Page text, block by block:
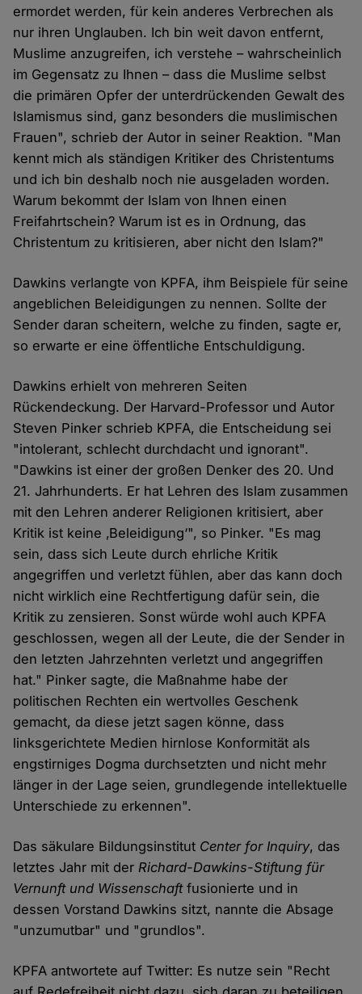
ermordet werden, für kein anderes Verbrechen als
nur ihren Unglauben. Ich bin weit davon entfernt,
Muslime anzugreifen, ich verstehe – wahrscheinlich
im Gegensatz zu Ihnen – dass die Muslime selbst
die primären Opfer der unterdrückenden Gewalt des
Islamismus sind, ganz besonders die muslimischen
Frauen", schrieb der Autor in seiner Reaktion. "Man
kennt mich als ständigen Kritiker des Christentums
und ich bin deshalb noch nie ausgeladen worden.
Warum bekommt der Islam von Ihnen einen
Freifahrtschein? Warum ist es in Ordnung, das
Christentum zu kritisieren, aber nicht den Islam?"
Dawkins verlangte von KPFA, ihm Beispiele für seine
angeblichen Beleidigungen zu nennen. Sollte der
Sender daran scheitern, welche zu finden, sagte er,
so erwarte er eine öffentliche Entschuldigung.
Dawkins erhielt von mehreren Seiten
Rückendeckung. Der Harvard-Professor und Autor
Steven Pinker schrieb KPFA, die Entscheidung sei
"intolerant, schlecht durchdacht und ignorant".
"Dawkins ist einer der großen Denker des 20. Und
21. Jahrhunderts. Er hat Lehren des Islam zusammen
mit den Lehren anderer Religionen kritisiert, aber
Kritik ist keine ‚Beleidigung‘", so Pinker. "Es mag
sein, dass sich Leute durch ehrliche Kritik
angegriffen und verletzt fühlen, aber das kann doch
nicht wirklich eine Rechtfertigung dafür sein, die
Kritik zu zensieren. Sonst würde wohl auch KPFA
geschlossen, wegen all der Leute, die der Sender in
den letzten Jahrzehnten verletzt und angegriffen
hat." Pinker sagte, die Maßnahme habe der
politischen Rechten ein wertvolles Geschenk
gemacht, da diese jetzt sagen könne, dass
linksgerichtete Medien hirnlose Konformität als
engstirniges Dogma durchsetzten und nicht mehr
länger in der Lage seien, grundlegende intellektuelle
Unterschiede zu erkennen".
Das säkulare Bildungsinstitut Center for Inquiry, das
letztes Jahr mit derRichard-Dawkins-Stiftung für
Vernunft und Wissenschaftfusionierte und in
dessen Vorstand Dawkins sitzt, nannte die Absage
"unzumutbar" und "grundlos".
KPFA antwortete auf Twitter: Es nutze sein "Recht